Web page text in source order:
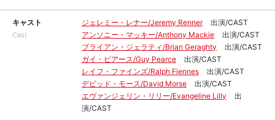
キャスト
Cast
ジェレミー・レナー/Jeremy Renner
出演/CAST
アンソニー・マッキー/Anthony Mackie
出演/CAST
ブライアン・ジェラティ/Brian Geraghty
出演/CAST
ガイ・ピアース/Guy Pearce
出演/CAST
レイフ・ファインズ/Ralph Fiennes
出演/CAST
デビッド・モース/David Morse
出演/CAST
エヴァンジェリン・リリー/Evangeline Lilly
出
演/CAST